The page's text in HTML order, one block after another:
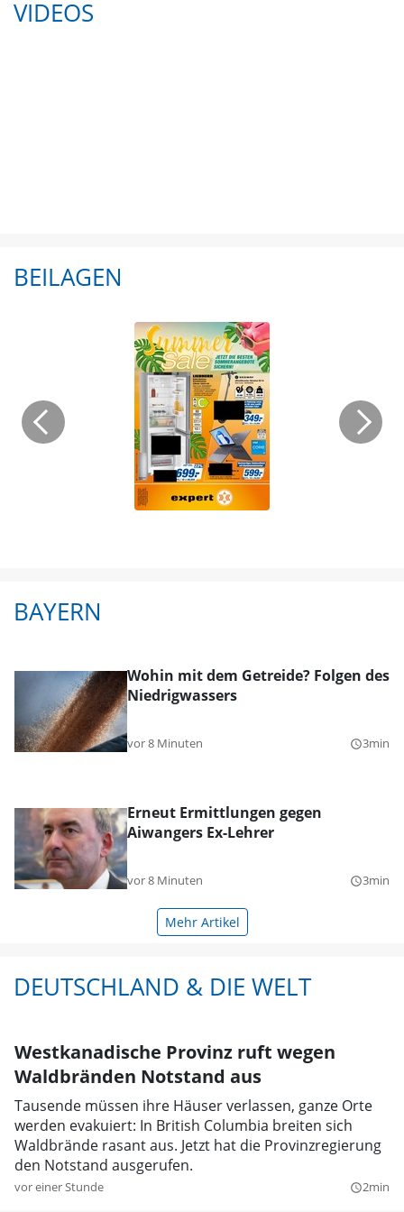
VIDEOS
BEILAGEN
BAYERN
Wohin mit dem Getreide? Folgen des
Niedrigwassers
vor 8 Minuten query_builder3min
Erneut Ermittlungen gegen
Aiwangers Ex-Lehrer
vor 8 Minuten query_builder3min
Mehr Artikel
DEUTSCHLAND & DIE WELT
Westkanadische Provinz ruft wegen
Waldbränden Notstand aus
Tausende müssen ihre Häuser verlassen, ganze Orte
werden evakuiert: In British Columbia breiten sich
Waldbrände rasant aus. Jetzt hat die Provinzregierung
den Notstand ausgerufen.
vor einer Stunde query_builder2min